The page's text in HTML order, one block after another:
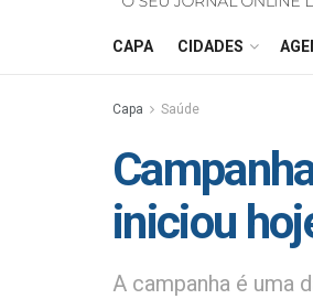
CAPA CIDADES
Capa Saúde
iniciou
A campanha é uma